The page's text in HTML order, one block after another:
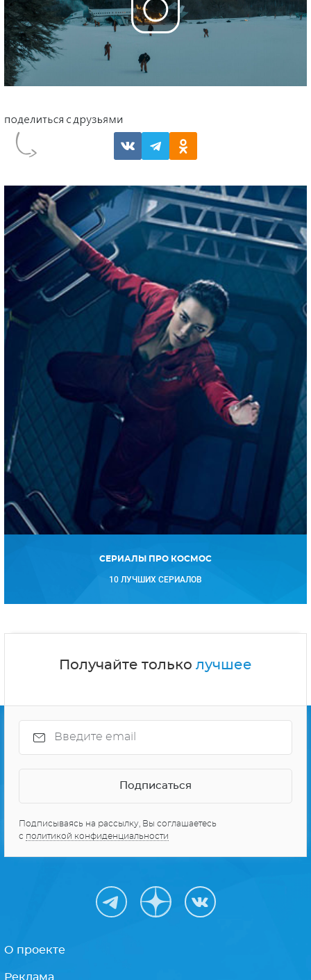
СЕРИАЛЫ ПРО КОСМОС
10 ЛУЧШИХ СЕРИАЛОВ
Получайте только лучшее
Подписываясь на рассылку, Вы соглашаетесь
с политикой конфиденциальности
О проекте
Реклама